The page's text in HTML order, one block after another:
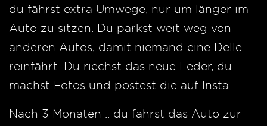
du fährst extra Umwege, nur um länger im
Auto zu sitzen. Du parkst weit weg von
anderen Autos, damit niemand eine Delle
reinfährt. Du riechst das neue Leder, du
machst Fotos und postest die auf Insta.
Nach 3 Monaten .. du fährst das Auto zur